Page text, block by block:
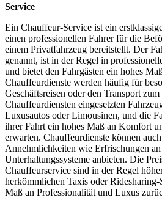
Service
Ein Chauffeur-Service ist ein
einen professionellen Fahrer für die
einem Privatfahrzeug bereitstellt. Der
genannt, ist in der Regel in
und bietet den Fahrgästen ein hohes
Chauffeurdienste werden häufig für
Geschäftsreisen oder den Transport
Chauffeurdiensten eingesetzten
Luxusautos oder Limousinen, und die
ihrer Fahrt ein hohes Maß an Komfort
erwarten. Chauffeurdienste können
Annehmlichkeiten wie Erfrischungen
Unterhaltungssysteme anbieten. Die
Chauffeurservice sind in der Regel
herkömmlichen Taxis oder Ridesharing-
Maß an Professionalität und Luxus